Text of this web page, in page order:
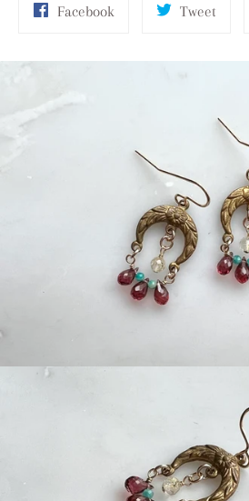
Facebook
Facebook
Tweet